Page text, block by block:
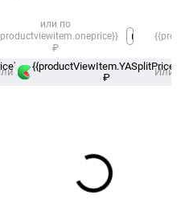
в
Сплит
или по
₽
₽
Или